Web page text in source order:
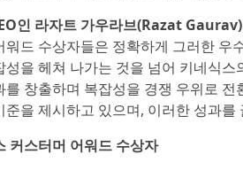
인 라자트 가우라브(Razat Gaurav)
워드 수상자들은 정확하게 그러한 우
성을 헤쳐 나가는 것을 넘어 키네식
를 창출하며 복잡성을 경쟁 우위로
준을 제시하고 있으며, 이러한 성과
커스터머 어워드 수상자